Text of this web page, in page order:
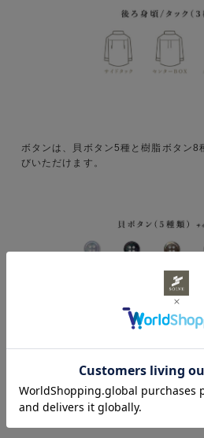
ボタンは、貝ボタン5種と樹脂ボタン8
びいただけます。